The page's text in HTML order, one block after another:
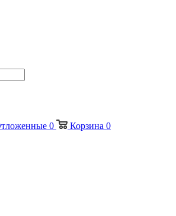
0 Корзина 0